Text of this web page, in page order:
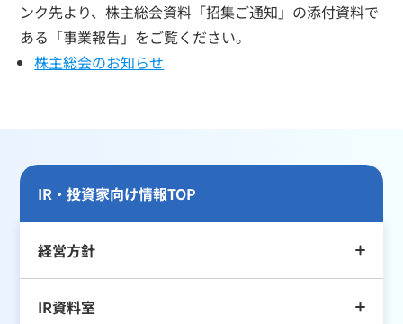
ンク先より、株主総会資料「招集ご通知」の添付資料で
ある「事業報告」をご覧ください。
株主総会のお知らせ
IR・投資家向け情報TOP
経営方針
IR資料室